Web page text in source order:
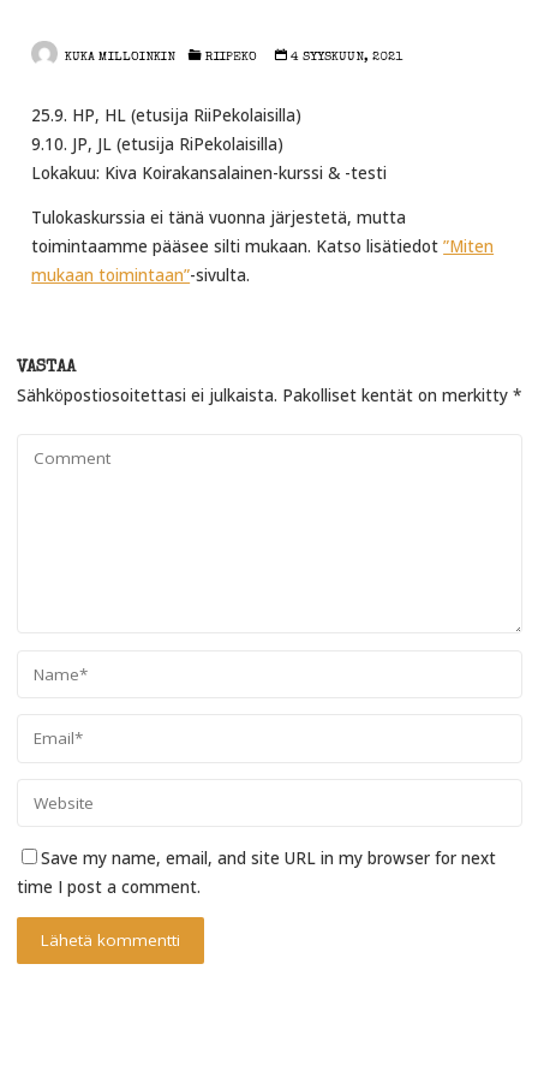
KUKA MILLOINKIN RIIPEKO 4 SYYSKUUN, 2021
25.9. HP, HL (etusija RiiPekolaisilla)
9.10. JP, JL (etusija RiPekolaisilla)
Lokakuu: Kiva Koirakansalainen-kurssi & -testi
Tulokaskurssia ei tänä vuonna järjestetä, mutta
toimintaamme pääsee silti mukaan. Katso lisätiedot”Miten
mukaan toimintaan”-sivulta.
VASTAA
Sähköpostiosoitettasi ei julkaista. Pakolliset kentät on merkitty *
Save my name, email, and site URL in my browser for next
time I post a comment.